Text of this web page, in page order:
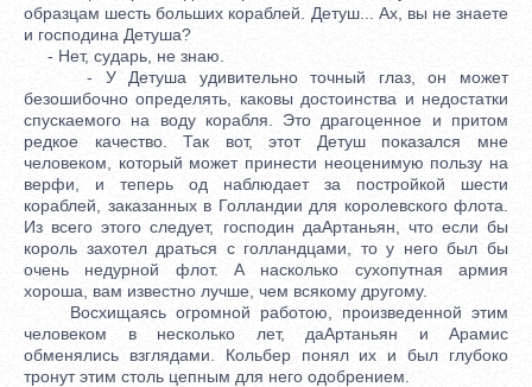
образцам шесть больших кораблей. Детуш... Ах, вы не знаете
и господина Детуша?
- Нет, сударь, не знаю.
- У Детуша удивительно точный глаз, он может
безошибочно определять, каковы достоинства и недостатки
спускаемого на воду корабля. Это драгоценное и притом
редкое качество. Так вот, этот Детуш показался мне
человеком, который может принести неоценимую пользу на
верфи, и теперь од наблюдает за постройкой шести
кораблей, заказанных в Голландии для королевского флота.
Из всего этого следует, господин даАртаньян, что если бы
король захотел драться с голландцами, то у него был бы
очень недурной флот. А насколько сухопутная армия
хороша, вам известно лучше, чем всякому другому.
Восхищаясь огромной работою, произведенной этим
человеком в несколько лет, даАртаньян и Арамис
обменялись взглядами. Кольбер понял их и был глубоко
тронут этим столь цепным для него одобрением.